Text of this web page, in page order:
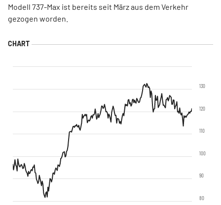
Modell 737-Max ist bereits seit März aus dem Verkehr
gezogen worden.
80
90
100
110
120
130